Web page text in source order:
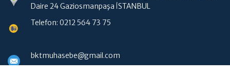
Daire 24 Gaziosmanpaşa İSTANBUL
Telefon: 0212 564 73 75
bktmuhasebe@gmail.com